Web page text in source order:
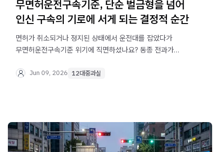
무면허운전구속기준, 단순 벌금형을 넘어
인신 구속의 기로에 서게 되는 결정적 순간
면허가 취소되거나 정지된 상태에서 운전대를 잡았다가
무면허운전구속기준 위기에 직면하셨나요? 동종 전과가
확률이 높은 사안입니다. 법무법인 오현
Jun 09, 2026 12대중과실